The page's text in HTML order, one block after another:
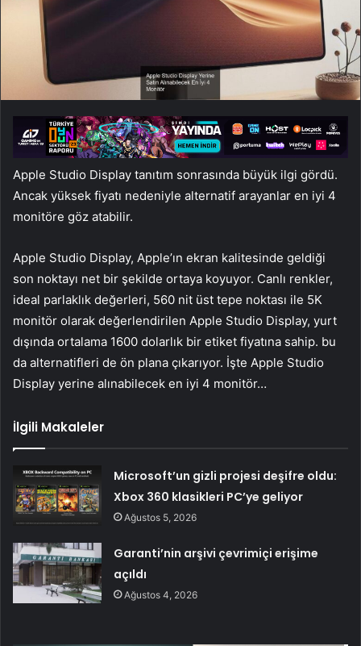
Apple Studio Display tanıtım sonrasında büyük ilgi gördü.
Ancak yüksek fiyatı nedeniyle alternatif arayanlar en iyi 4
monitöre göz atabilir.
Apple Studio Display, Apple’ın ekran kalitesinde geldiği
son noktayı net bir şekilde ortaya koyuyor. Canlı renkler,
ideal parlaklık değerleri, 560 nit üst tepe noktası ile 5K
monitör olarak değerlendirilen Apple Studio Display, yurt
dışında ortalama 1600 dolarlık bir etiket fiyatına sahip. bu
da alternatifleri de ön plana çıkarıyor. İşte Apple Studio
Display yerine alınabilecek en iyi 4 monitör…
İlgili Makaleler
Microsoft’un gizli projesi deşifre oldu:
Xbox 360 klasikleri PC’ye geliyor
Ağustos 5, 2026
Garanti’nin arşivi çevrimiçi erişime
açıldı
Ağustos 4, 2026